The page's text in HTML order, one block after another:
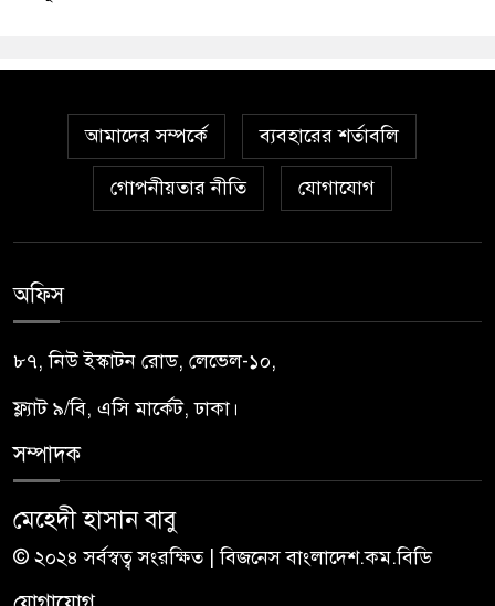
আমাদের সম্পর্কে ব্যবহারের শর্তাবলি
গোপনীয়তার নীতি যোগাযোগ
অফিস
৮৭, নিউ ইস্কাটন রোড, লেভেল-১০,
ফ্ল্যাট ৯/বি, এসি মার্কেট, ঢাকা।
সম্পাদক
মেহেদী হাসান বাবু
© ২০২৪ সর্বস্বত্ব সংরক্ষিত | বিজনেস বাংলাদেশ.কম.বিডি